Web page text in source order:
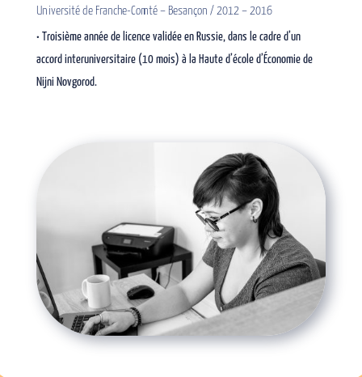
Université de Franche-Comté – Besançon / 2012 – 2016
• Troisième année de licence validée en Russie, dans le cadre d’un
accord interuniversitaire (10 mois) à la Haute d’école d’Économie de
Nijni Novgorod.